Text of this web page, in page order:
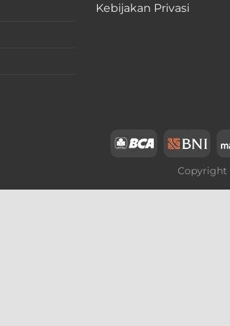
Kebijakan Privasi
Copyright